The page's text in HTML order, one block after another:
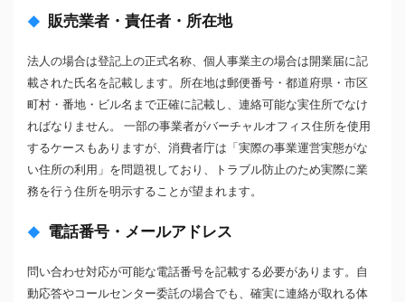
販売業者・責任者・所在地
法人の場合は登記上の正式名称、個人事業主の場合は開業届に記
載された氏名を記載します。所在地は郵便番号・都道府県・市区
町村・番地・ビル名まで正確に記載し、連絡可能な実住所でなけ
ればなりません。 一部の事業者がバーチャルオフィス住所を使用
するケースもありますが、消費者庁は「実際の事業運営実態がな
い住所の利用」を問題視しており、トラブル防止のため実際に業
務を行う住所を明示することが望まれます。
電話番号・メールアドレス
問い合わせ対応が可能な電話番号を記載する必要があります。自
動応答やコールセンター委託の場合でも、確実に連絡が取れる体